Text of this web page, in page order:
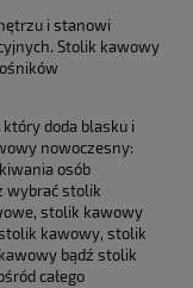
i stanowi
Stolik kawowy
doda blasku i
nowoczesny:
osób
wybrać stolik
stolik kawowy
kawowy, stolik
bądź stolik
całego